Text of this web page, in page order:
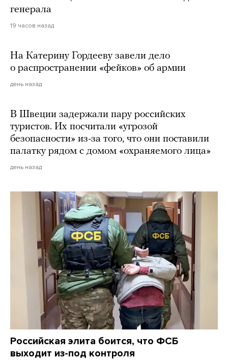
генерала
19 часов назад
На Катерину Гордееву завели дело
о распространении «фейков» об армии
день назад
В Швеции задержали пару российских
туристов. Их посчитали «угрозой
безопасности» из-за того, что они поставили
палатку рядом с домом «охраняемого лица»
день назад
Российская элита боится, что ФСБ
выходит из-под контроля